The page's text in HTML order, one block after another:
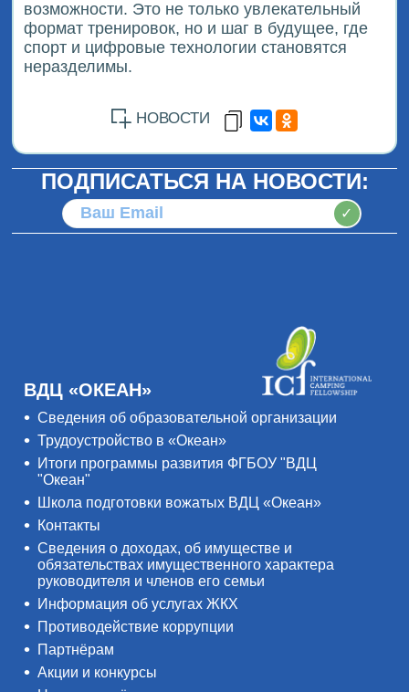
возможности. Это не только увлекательный
формат тренировок, но и шаг в будущее, где
спорт и цифровые технологии становятся
неразделимы.
НОВОСТИ
ПОДПИСАТЬСЯ НА НОВОСТИ:
✓
ВДЦ «ОКЕАН»
Сведения об образовательной организации
Трудоустройство в «Океан»
Итоги программы развития ФГБОУ "ВДЦ
"Океан"
Школа подготовки вожатых ВДЦ «Океан»
Контакты
Сведения о доходах, об имуществе и
обязательствах имущественного характера
руководителя и членов его семьи
Информация об услугах ЖКХ
Противодействие коррупции
Партнёрам
Акции и конкурсы